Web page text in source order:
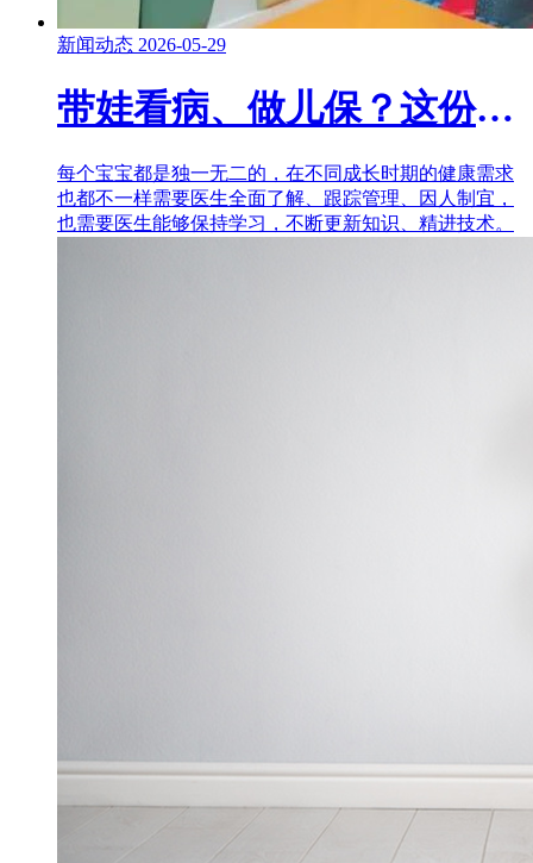
新闻动态 2026-05-29
带娃看病、做儿保？这份「儿科医生选择指南」很有用！
每个宝宝都是独一无二的，在不同成长时期的健康需求
也都不一样需要医生全面了解、跟踪管理、因人制宜，
也需要医生能够保持学习，不断更新知识、精进技术。